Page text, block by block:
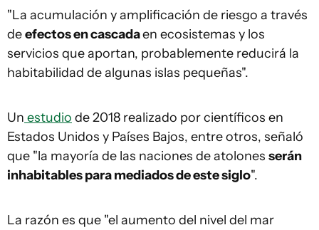
"La acumulación y amplificación de riesgo a través
deefectos en cascadaen ecosistemas y los
servicios que aportan, probablemente reducirá la
habitabilidad de algunas islas pequeñas".
Un estudio de 2018 realizado por científicos en
Estados Unidos y Países Bajos, entre otros, señaló
que "la mayoría de las naciones de atolones serán
inhabitables para mediados de este siglo".
La razón es que "el aumento del nivel del mar